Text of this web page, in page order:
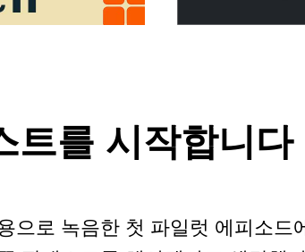
트를 시작합니다
으로 녹음한 첫 파일럿 에피소드